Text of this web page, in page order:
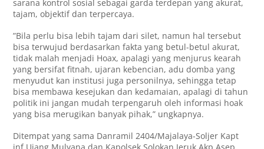
sarana kontrol sosial sebagai garda terdepan yang akurat,
tajam, objektif dan terpercaya.
”Bila perlu bisa lebih tajam dari silet, namun hal tersebut
bisa terwujud berdasarkan fakta yang betul-betul akurat,
tidak malah menjadi Hoax, apalagi yang menjurus kearah
yang bersifat fitnah, ujaran kebencian, adu domba yang
menyudut kan institusi juga personilnya, sehingga tetap
bisa membawa kesejukan dan kedamaian, apalagi di tahun
politik ini jangan mudah terpengaruh oleh informasi hoak
yang bisa merugikan banyak pihak,” ungkapnya.
Ditempat yang sama Danramil 2404/Majalaya-Soljer Kapt